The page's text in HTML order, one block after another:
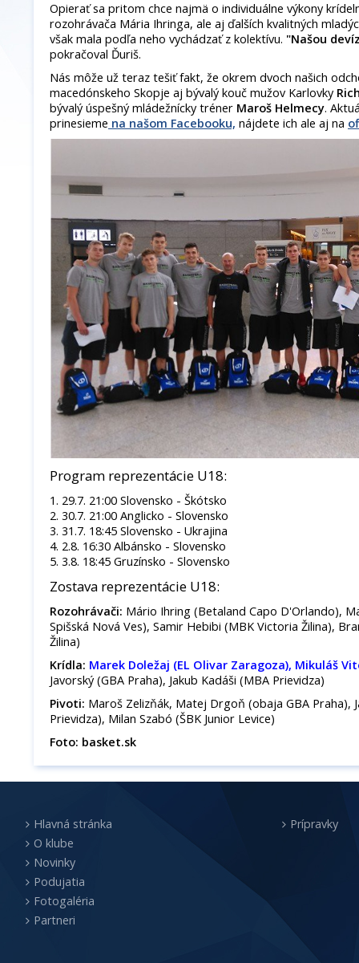
Opierať sa pritom chce najmä o individuálne výkony
rozohrávača Mária Ihringa, ale aj ďalších kvalitných
však mala podľa neho vychádzať z kolektívu. "Našou
pokračoval Ďuriš.
Nás môže už teraz tešiť fakt, že okrem dvoch našich
macedónskeho Skopje aj bývalý kouč mužov Karlovky
bývalý úspešný mládežnícky tréner Maroš Helmecy.
prinesieme na našom Facebooku, nájdete ich ale aj na
Program reprezentácie U18:
1. 29.7. 21:00 Slovensko - Škótsko
2. 30.7. 21:00 Anglicko - Slovensko
3. 31.7. 18:45 Slovensko - Ukrajina
4. 2.8. 16:30 Albánsko - Slovensko
5. 3.8. 18:45 Gruzínsko - Slovensko
Zostava reprezentácie U18:
Rozohrávači: Mário Ihring (Betaland Capo D'Orlando),
Spišská Nová Ves), Samir Hebibi (MBK Victoria Žilina),
Žilina)
Krídla: Marek Doležaj (EL Olivar Zaragoza), Mikuláš
Javorský (GBA Praha), Jakub Kadáši (MBA Prievidza)
Pivoti: Maroš Zelizňák, Matej Drgoň (obaja GBA Praha),
Prievidza), Milan Szabó (ŠBK Junior Levice)
Foto: basket.sk
Hlavná stránka
O klube
Novinky
Podujatia
Fotogaléria
Partneri
Prípravky